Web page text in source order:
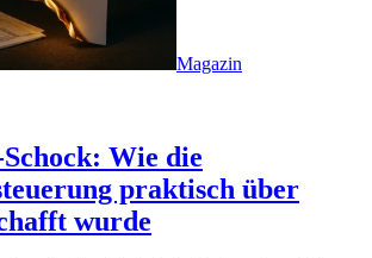
Magazin
Wie die
praktisch über
wurde